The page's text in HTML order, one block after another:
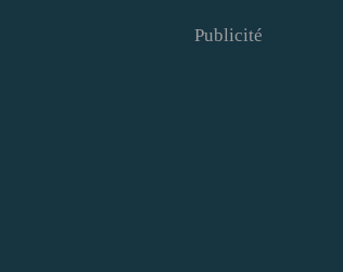
Publicité